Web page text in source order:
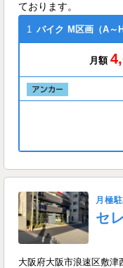
ております。
1 バイク M区画（A～H
月額
月極
セ
大阪府大阪市浪速区敷津